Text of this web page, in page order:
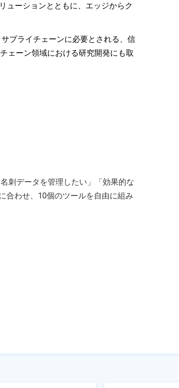
ューションとともに、エッジからク
プライチェーンに必要とされる、信
ェーン領域における研究開発にも取
刺データを管理したい」「効果的な
合わせ、10個のツールを自由に組み